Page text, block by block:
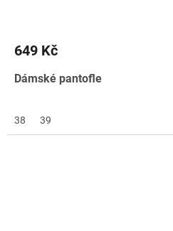
649 Kč
Dámské pantofle
38 39